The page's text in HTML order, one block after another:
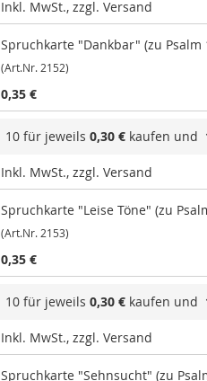
Inkl. MwSt., zzgl. Versand
Spruchkarte "Dankbar" (zu Psalm
(Art.Nr. 2152)
0,35 €
10 für jeweils 0,30 € kaufen und
Inkl. MwSt., zzgl. Versand
Spruchkarte "Leise Töne" (zu
(Art.Nr. 2153)
0,35 €
10 für jeweils 0,30 € kaufen und
Inkl. MwSt., zzgl. Versand
Spruchkarte "Sehnsucht" (zu